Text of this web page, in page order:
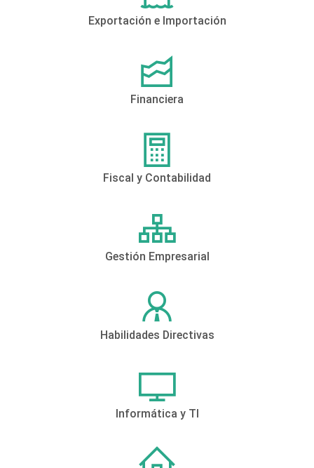
Exportación e Importación
Financiera
Fiscal y Contabilidad
Gestión Empresarial
Habilidades Directivas
Informática y TI